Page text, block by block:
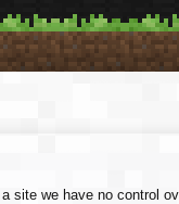
site we have no control